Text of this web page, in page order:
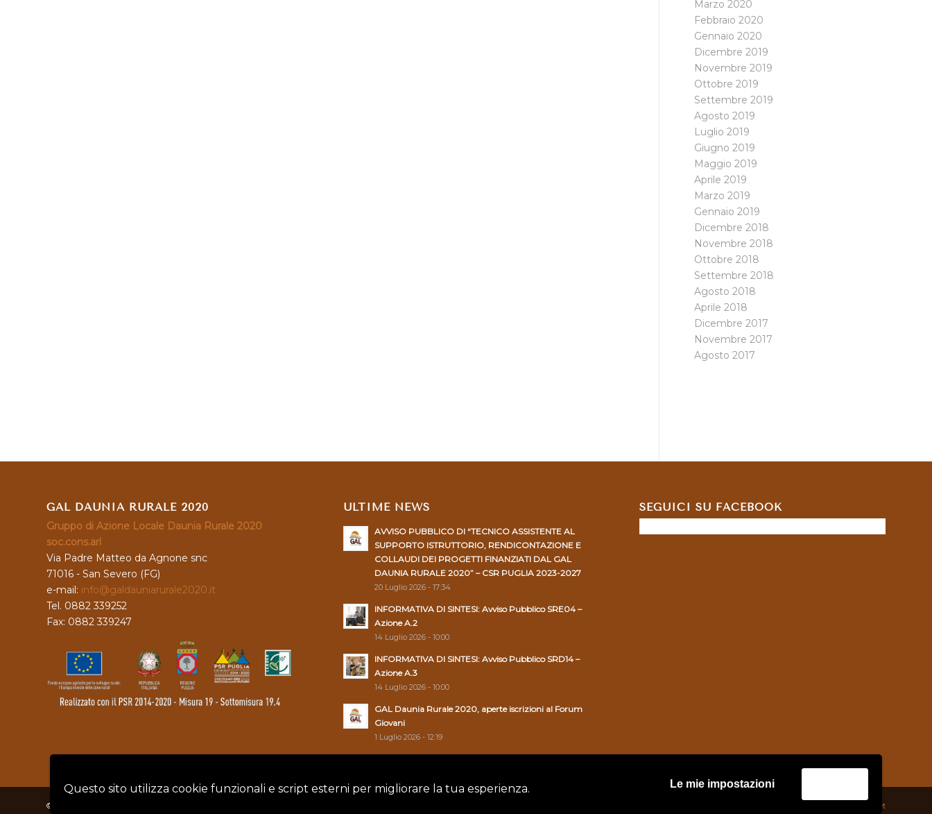
Questo sito utilizza cookie funzionali e script esterni per migliorare la tua esperienza. Le mie impostazioni
Marzo 2020
Febbraio 2020
Gennaio 2020
Dicembre 2019
Novembre 2019
Ottobre 2019
Settembre 2019
Agosto 2019
Luglio 2019
Giugno 2019
Maggio 2019
Aprile 2019
Marzo 2019
Gennaio 2019
Dicembre 2018
Novembre 2018
Ottobre 2018
Settembre 2018
Agosto 2018
Aprile 2018
Dicembre 2017
Novembre 2017
Agosto 2017
GAL DAUNIA RURALE 2020
Gruppo di Azione Locale Daunia Rurale 2020
soc.cons.arl
Via Padre Matteo da Agnone snc
71016 - San Severo (FG)
e-mail: info@galdauniarurale2020.it
Tel. 0882 339252
Fax: 0882 339247
ULTIME NEWS
AVVISO PUBBLICO DI “TECNICO ASSISTENTE AL
SUPPORTO ISTRUTTORIO, RENDICONTAZIONE E
COLLAUDI DEI PROGETTI FINANZIATI DAL GAL
DAUNIA RURALE 2020” – CSR PUGLIA 2023-2027
20 Luglio 2026 - 17:34
INFORMATIVA DI SINTESI: Avviso Pubblico SRE04 –
Azione A.2
14 Luglio 2026 - 10:00
INFORMATIVA DI SINTESI: Avviso Pubblico SRD14 –
Azione A.3
14 Luglio 2026 - 10:00
GAL Daunia Rurale 2020, aperte iscrizioni al Forum
Giovani
1 Luglio 2026 - 12:19
SEGUICI SU FACEBOOK
© Copyright - GAL DAUNIA RURALE 2020 - P.IVA: 04128760719 | Asernet